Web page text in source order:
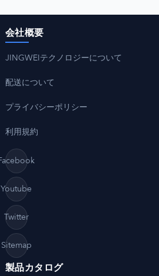
会社概要
JINGWEIテクノロジーについて
配送について
プライバシーポリシー
利用規約
Youtube
Twitter
Sitemap
製品カタログ